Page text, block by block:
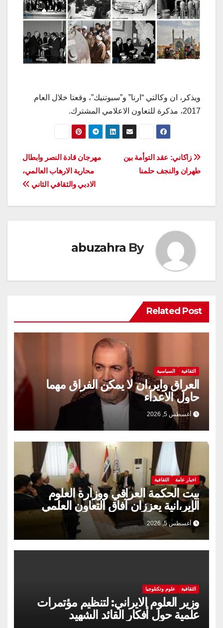
ويذكر، ان وكالتي “ارنا” و”سبوتنيك”، وقعتا خلال العام
2017، مذكرة للتعاون الاعلامي المشترك.
تصفّح
المقالات
مهرجان قادة النصر وابطال
محاربة الارهاب العالمي،
الادبي والثقافي الثاني
زاكاني: عقد التوأمة بين
طهران والنجف حلمنا
By
abuzahra
Related Post
الثقافية السياسية
العراق واير،ان لا يمكن الفراق مهما
حاول الاعداء
أغسطس 5, 2026
اخبار عامة الثقافية
بيت الحكمة العراقي ووزارة العلوم
الإير،انية يعززان آفاق التعاون العلمي
والثقافي.
أغسطس 5, 2026
الثقافية علوم وتكنلوجيا
وزير العلوم الايراني: لتنظيم مؤتمرات
علمية حول أفكار القائد الشهيد